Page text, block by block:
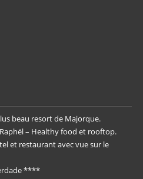
beau resort de Majorque.
– Healthy food et rooftop.
et restaurant avec vue sur le
****